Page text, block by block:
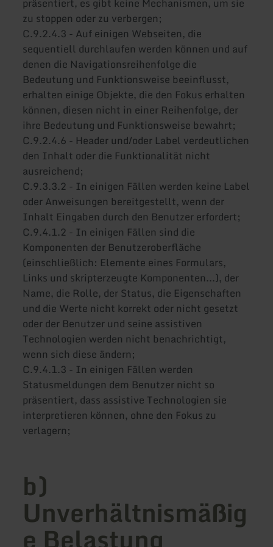
zu stoppen oder zu verbergen;
C.9.2.4.3 - Auf einigen Webseiten, die
sequentiell durchlaufen werden können und auf
denen die Navigationsreihenfolge die
Bedeutung und Funktionsweise beeinflusst,
erhalten einige Objekte, die den Fokus erhalten
können, diesen nicht in einer Reihenfolge, der
ihre Bedeutung und Funktionsweise bewahrt;
C.9.2.4.6 - Header und/oder Label verdeutlichen
den Inhalt oder die Funktionalität nicht
ausreichend;
C.9.3.3.2 - In einigen Fällen werden keine Label
oder Anweisungen bereitgestellt, wenn der
Inhalt Eingaben durch den Benutzer erfordert;
C.9.4.1.2 - In einigen Fällen sind die
Komponenten der Benutzeroberfläche
(einschließlich: Elemente eines Formulars,
Links und skripterzeugte Komponenten...), der
Name, die Rolle, der Status, die Eigenschaften
und die Werte nicht korrekt oder nicht gesetzt
oder der Benutzer und seine assistiven
Technologien werden nicht benachrichtigt,
wenn sich diese ändern;
C.9.4.1.3 - In einigen Fällen werden
Statusmeldungen dem Benutzer nicht so
präsentiert, dass assistive Technologien sie
interpretieren können, ohne den Fokus zu
verlagern;
b)
Unverhältnismäßig